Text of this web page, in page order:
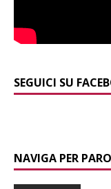
SEGUICI SU
NAVIGA PER